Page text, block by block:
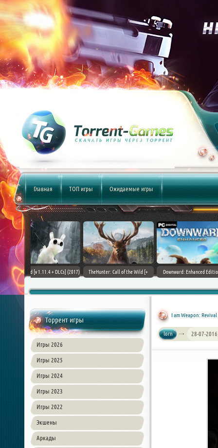
Главная ТОП игры Ожидаемые игры
(2017)
TheHunter: Call of the Wild [+
Downward: Enhanced Edition
Field of Glory II [+
Торрент игры
Игры 2026
Игры 2025
Игры 2024
Игры 2023
Игры 2022
Экшены
Аркады
I am Weapon: Revival
lorn 28-07-